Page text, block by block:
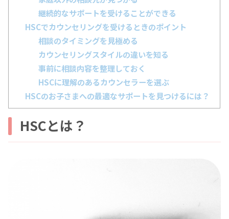
継続的なサポートを受けることができる
HSCでカウンセリングを受けるときのポイント
相談のタイミングを見極める
カウンセリングスタイルの違いを知る
事前に相談内容を整理しておく
HSCに理解のあるカウンセラーを選ぶ
HSCのお子さまへの最適なサポートを見つけるには？
HSCとは？